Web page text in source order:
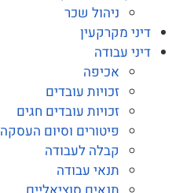
ניהול שכר
דיני מקרקעין
דיני עבודה
אכיפה
זכויות עובדים
זכויות עובדים חגים
פיטורים וסיום העסקה
קבלה לעבודה
תנאי עבודה